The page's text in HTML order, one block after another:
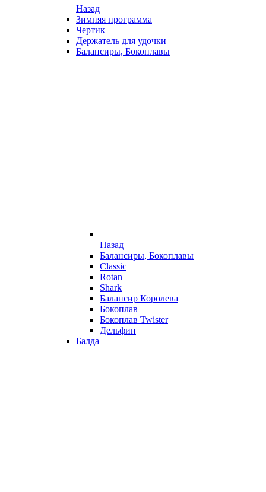
Назад
Зимняя программа
Чертик
Держатель для удочки
Балансиры, Бокоплавы
Назад
Балансиры, Бокоплавы
Classic
Rotan
Shark
Балансир Королева
Бокоплав
Бокоплав Twister
Дельфин
Балда